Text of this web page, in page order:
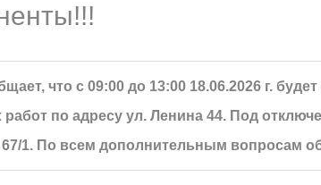
что с 09:00 до 13:00 18.06.2026 г.
по адресу ул. Ленина 44. Под
67/1. По всем дополнительным вопросам